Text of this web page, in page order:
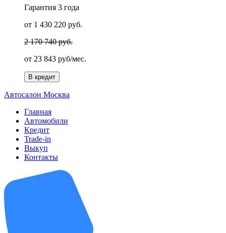
Гарантия 3 года
от 1 430 220 руб.
2 170 740 руб.
от 23 843 руб/мес.
В кредит
Автосалон Москва
Главная
Автомобили
Кредит
Trade-in
Выкуп
Контакты